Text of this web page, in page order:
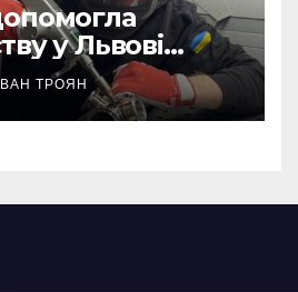
у Львові
після атаки
БПЛА
ТРОЯН